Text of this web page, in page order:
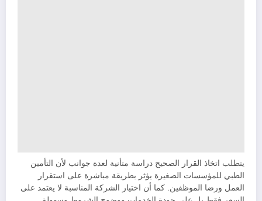
يتطلب اتخاذ القرار الصحيح دراسة متأنية لعدة جوانب لأن التأمين
الطبي للمؤسسات الصغيرة يؤثر بطريقة مباشرة على استقرار
العمل ورضا الموظفين. كما أن اختيار الشركة المناسبة لا يعتمد على